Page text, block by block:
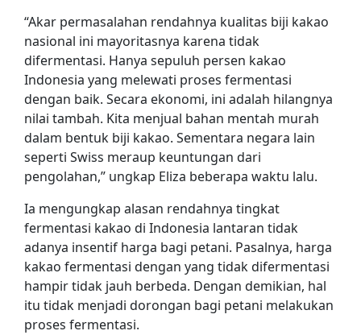
“Akar permasalahan rendahnya kualitas biji kakao
nasional ini mayoritasnya karena tidak
difermentasi. Hanya sepuluh persen kakao
Indonesia yang melewati proses fermentasi
dengan baik. Secara ekonomi, ini adalah hilangnya
nilai tambah. Kita menjual bahan mentah murah
dalam bentuk biji kakao. Sementara negara lain
seperti Swiss meraup keuntungan dari
pengolahan,” ungkap Eliza beberapa waktu lalu.
Ia mengungkap alasan rendahnya tingkat
fermentasi kakao di Indonesia lantaran tidak
adanya insentif harga bagi petani. Pasalnya, harga
kakao fermentasi dengan yang tidak difermentasi
hampir tidak jauh berbeda. Dengan demikian, hal
itu tidak menjadi dorongan bagi petani melakukan
proses fermentasi.